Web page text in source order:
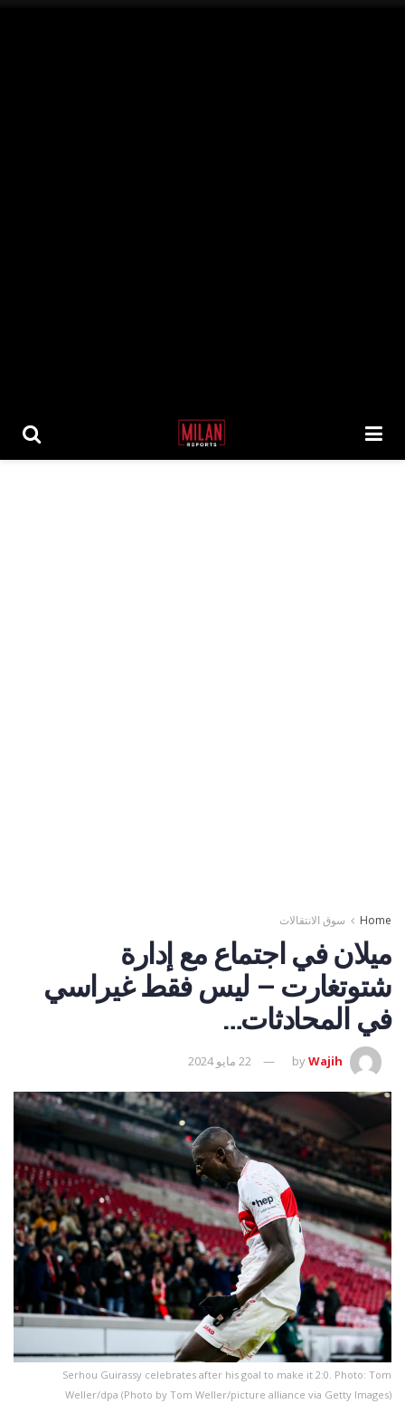
Home سوق الانتقالات
ميلان في اجتماع مع إدارة
شتوتغارت – ليس فقط غيراسي
في المحادثات…
byWajih 22 مايو 2024
Serhou Guirassy celebrates after his goal to make it 2:0. Photo: Tom
Weller/dpa (Photo by Tom Weller/picture alliance via Getty Images)